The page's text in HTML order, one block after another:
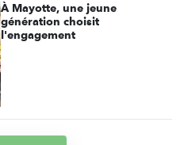
À Mayotte, une jeune
génération choisit
l'engagement